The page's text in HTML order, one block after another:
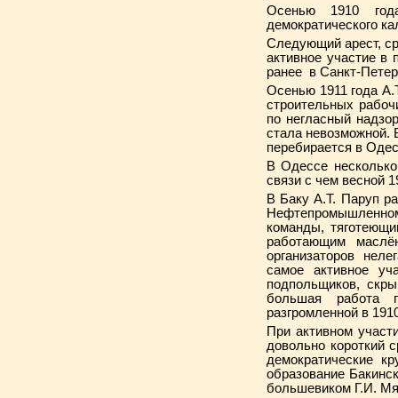
Осенью 1910
демократического
Следующий арест,
активное участие
ранее в Санкт-
Осенью 1911 года
строительных
по негласный
стала невозможной.
перебирается в
В Одессе
связи с чем весной
В Баку А.Т. Паруп
команды,
работающим
организаторов
самое активное
подпольщиков,
большая работа
разгромленной в
При активном
довольно короткий
демократические
образование
большевиком Г.И.